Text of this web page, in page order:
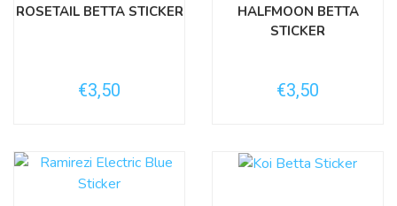
ROSETAIL BETTA STICKER
€3,50
HALFMOON BETTA
STICKER
€3,50